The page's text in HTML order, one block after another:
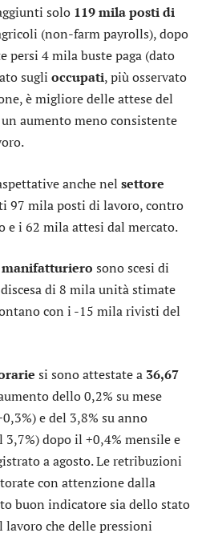
solo 119 mila posti di
(non-farm payrolls), dopo
persi 4 mila buste paga (dato
sugli occupati, più osservato
è migliore delle attese del
aumento meno consistente
anche nel settore
97 mila posti di lavoro, contro
e i 62 mila attesi dal mercato.
manifatturiero sono scesi di
di 8 mila unità stimate
con i -15 mila rivisti del
si sono attestate a 36,67
dello 0,2% su mese
e del 3,8% su anno
3,7%) dopo il +0,4% mensile e
a agosto. Le retribuzioni
con attenzione dalla
buon indicatore sia dello stato
che delle pressioni